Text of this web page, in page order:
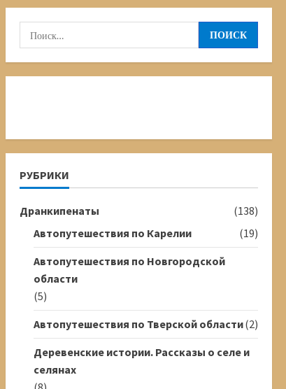
Найти:
РУБРИКИ
Дранкипенаты
(138)
Автопутешествия по Карелии
(19)
Автопутешествия по Новгородской
области
(5)
Автопутешествия по Тверской области(2)
Деревенские истории. Рассказы о селе и
селянах